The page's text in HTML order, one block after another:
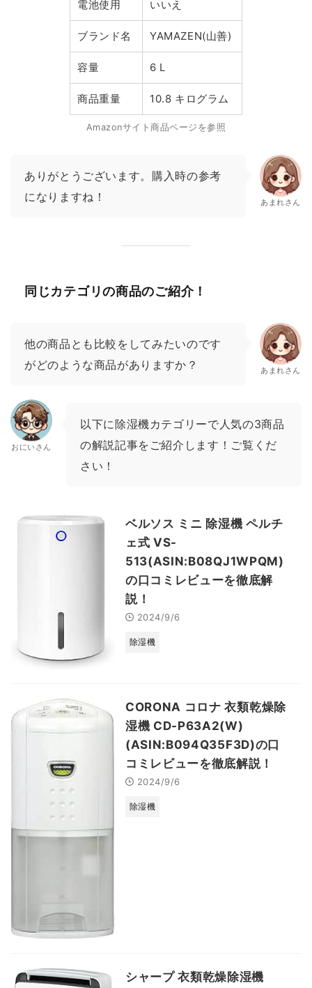
電池使用 いいえ
ブランド名 YAMAZEN(山善)
容量 6 L
商品重量 10.8 キログラム
Amazonサイト商品ページを参照
ありがとうございます。購入時の参考
になりますね！
あまれさん
同じカテゴリの商品のご紹介！
他の商品とも比較をしてみたいのです
がどのような商品がありますか？
あまれさん
おにいさん
以下に除湿機カテゴリーで人気の3商品
の解説記事をご紹介します！ご覧くだ
さい！
ベルソス ミニ 除湿機 ペルチ
ェ式 VS-
513(ASIN:B08QJ1WPQM)
の口コミレビューを徹底解
説！
2024/9/6
除湿機
CORONA コロナ 衣類乾燥除
湿機 CD-P63A2(W)
(ASIN:B094Q35F3D)の口
コミレビューを徹底解説！
2024/9/6
除湿機
シャープ 衣類乾燥除湿機